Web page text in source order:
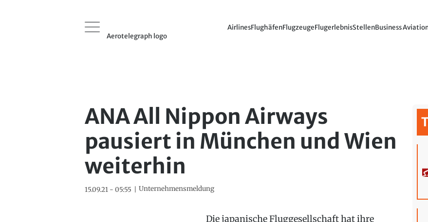
Aerotelegraph logo
AirlinesFlughäfenFlugzeugeFlugerlebnisStellenBusiness
ANA All Nippon Airways
pausiert in München und Wien
weiterhin
15.09.21 - 05:55 Unternehmensmeldung
Die japanische Fluggesellschaft hat ihre